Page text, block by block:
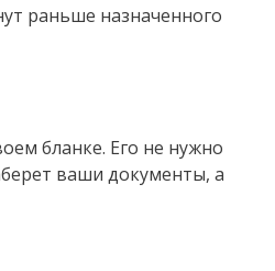
раньше назначенного
бланке. Его не нужно
ваши документы, а